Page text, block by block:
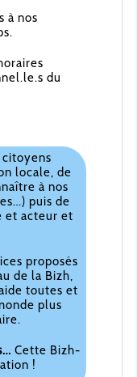
à nos
du
locale, de
à nos
puis de
et acteur et
proposés
de la Bizh,
toutes et
plus
Cette Bizh-
!